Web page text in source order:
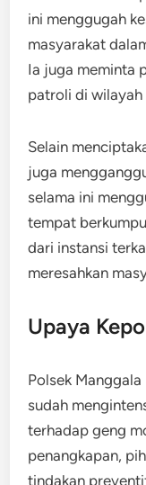
ini menggugah
masyarakat
Ia juga meminta
patroli di wilayah
Selain
juga
selama ini
tempat
dari instansi
meresahkan
Upaya
Polsek
sudah
terhadap geng
penangkapan,
tindakan